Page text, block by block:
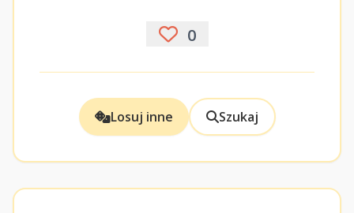
0
Losuj inne Szukaj